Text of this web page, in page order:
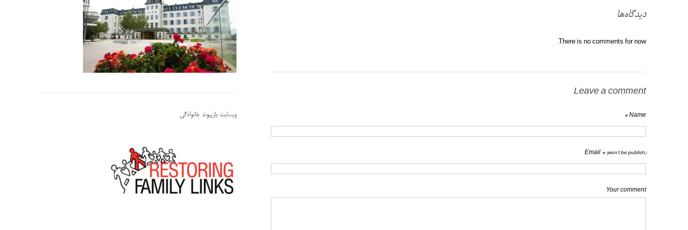
دیدگاه‌ها
There is no comments for now.
Leave a comment
Name *
Email * (won't be publish)
Your comment
وبسایت بازپیوند خانوادگی